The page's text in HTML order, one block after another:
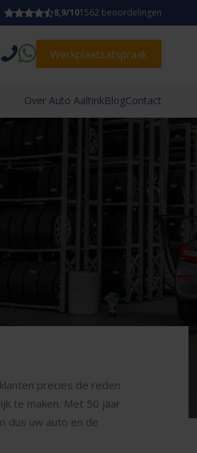
8,9/101562 beoordelingen
Werkplaatsafspraak
Over Auto AaltinkBlogContact
precies de reden
te maken. Met 50 jaar
dus uw auto en de